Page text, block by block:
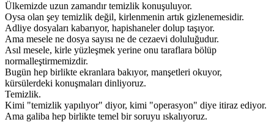
Ülkemizde uzun zamandır temizlik konuşuluyor.
Oysa olan şey temizlik değil, kirlenmenin artık gizlenemesidir.
Adliye dosyaları kabarıyor, hapishaneler dolup taşıyor.
Ama mesele ne dosya sayısı ne de cezaevi doluluğudur.
Asıl mesele, kirle yüzleşmek yerine onu taraflara bölüp
normalleştirmemizdir.
Bugün hep birlikte ekranlara bakıyor, manşetleri okuyor,
kürsülerdeki konuşmaları dinliyoruz.
Temizlik.
Kimi "temizlik yapılıyor" diyor, kimi "operasyon" diye itiraz ediyor.
Ama galiba hep birlikte temel bir soruyu ıskalıyoruz.